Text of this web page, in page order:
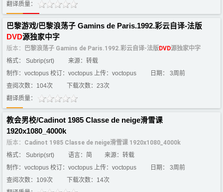
翻译质量：
巴黎游戏/巴黎浪荡子 Gamins de Paris.1992.彩云自译-法版
DVD源独家中字
版本： 巴黎浪荡子 Gamins de Paris.1992.彩云自译-法版DVD源独家中字
格式： Subrip(srt)
来源：转载
制作：voctopus 校订：voctopus 上传：voctopus
日期： 3周前
查阅次数：104次
下载次数：23次
翻译质量：
教会男校/Cadinot 1985 Classe de neige滑雪课
1920x1080_4000k
版本： Cadinot 1985 Classe de neige滑雪课 1920x1080_4000k
格式： Subrip(srt)
语言：简
来源：转载
制作：voctopus 校订：voctopus 上传：voctopus
日期： 3周前
查阅次数：109次
下载次数：14次